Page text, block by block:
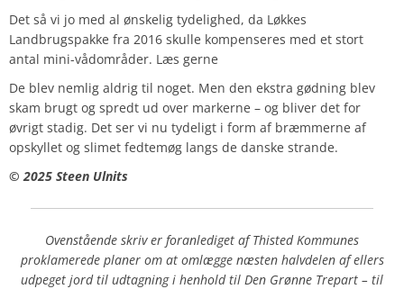
Det så vi jo med al ønskelig tydelighed, da Løkkes
Landbrugspakke fra 2016 skulle kompenseres med et stort
antal mini-vådområder. Læs gerne
De blev nemlig aldrig til noget. Men den ekstra gødning blev
skam brugt og spredt ud over markerne – og bliver det for
øvrigt stadig. Det ser vi nu tydeligt i form af bræmmerne af
opskyllet og slimet fedtemøg langs de danske strande.
©️ 2025 Steen Ulnits
Ovenstående skriv er foranlediget af Thisted Kommunes
proklamerede planer om at omlægge næsten halvdelen af ellers
udpeget jord til udtagning i henhold til Den Grønne Trepart – til